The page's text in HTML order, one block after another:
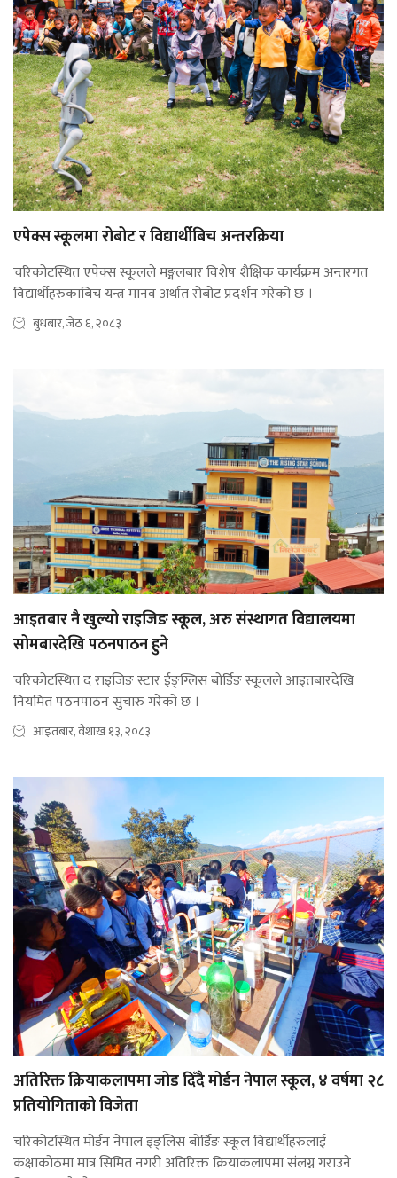
एपेक्स स्कूलमा रोबोट र विद्यार्थीबिच अन्तरक्रिया
चरिकोटस्थित एपेक्स स्कूलले मङ्गलबार विशेष शैक्षिक कार्यक्रम अन्तरगत
विद्यार्थीहरुकाबिच यन्त्र मानव अर्थात रोबोट प्रदर्शन गरेको छ ।
बुधबार, जेठ ६, २०८३
आइतबार नै खुल्यो राइजिङ स्कूल, अरु संस्थागत विद्यालयमा
सोमबारदेखि पठनपाठन हुने
चरिकोटस्थित द राइजिङ स्टार ईङ्ग्लिस बोर्डिङ स्कूलले आइतबारदेखि
नियमित पठनपाठन सुचारु गरेको छ ।
आइतबार, वैशाख १३, २०८३
अतिरिक्त क्रियाकलापमा जोड दिँदै मोर्डन नेपाल स्कूल, ४ वर्षमा २८
प्रतियोगिताको विजेता
चरिकोटस्थित मोर्डन नेपाल इङ्लिस बोर्डिङ स्कूल विद्यार्थीहरुलाई
कक्षाकोठमा मात्र सिमित नगरी अतिरिक्त क्रियाकलापमा संलग्न गराउने